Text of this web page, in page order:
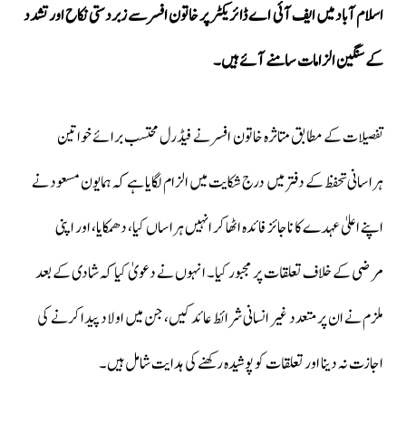
اسلام آباد میں ایف آئی اے ڈائریکٹر پر خاتون افسر سے زبردستی نکاح اور تشدد
کے سنگین الزامات سامنے آئے ہیں۔
تفصیلات کے مطابق متاثرہ خاتون افسر نے فیڈرل محتسب برائے خواتین
ہراسانی تحفظ کے دفتر میں درج شکایت میں الزام لگایا ہے کہ ہمایون مسعود نے
اپنے اعلیٰ عہدے کا ناجائز فائدہ اٹھا کر انہیں ہراساں کیا، دھمکایا، اور اپنی
مرضی کے خلاف تعلقات پر مجبور کیا۔ انہوں نے دعویٰ کیا کہ شادی کے بعد
ملزم نے ان پر متعدد غیر انسانی شرائط عائد کیں، جن میں اولاد پیدا کرنے کی
اجازت نہ دینا اور تعلقات کو پوشیدہ رکھنے کی ہدایت شامل ہیں۔